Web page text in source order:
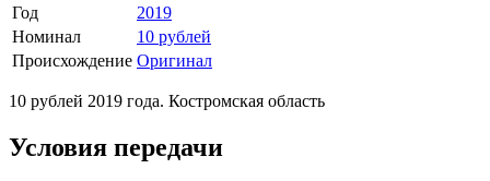
Год
2019
Номинал
10 рублей
Происхождение Оригинал
10 рублей 2019 года. Костромская область
Условия передачи